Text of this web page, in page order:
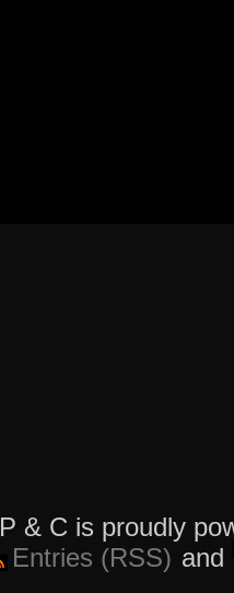
P & C is proudly
Entries (RSS) and